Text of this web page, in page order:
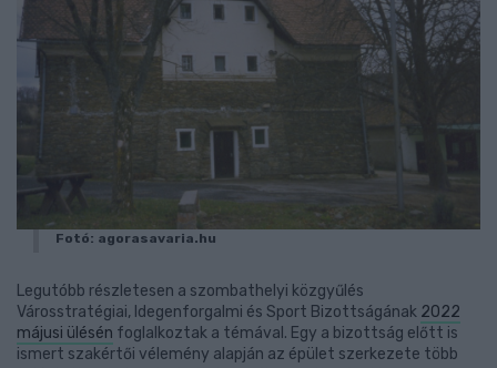
Fotó: agorasavaria.hu
Legutóbb részletesen a szombathelyi közgyűlés
Városstratégiai, Idegenforgalmi és Sport Bizottságának 2022
májusi ülésén foglalkoztak a témával. Egy a bizottság előtt is
ismert szakértői vélemény alapján az épület szerkezete több